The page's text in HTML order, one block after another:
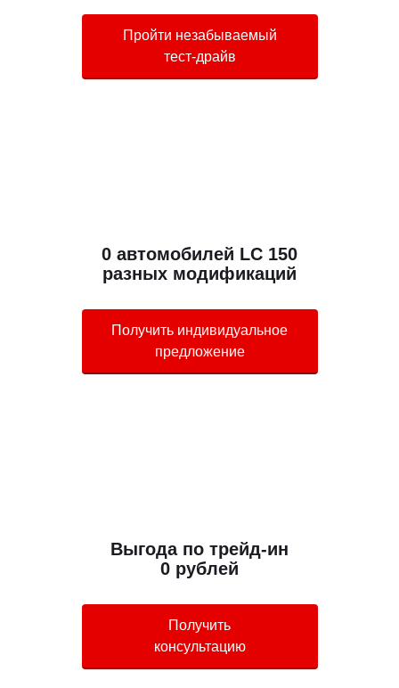
Пройти незабываемый
тест-драйв
0 автомобилей LC 150
разных модификаций
Получить индивидуальное
предложение
Выгода по трейд-ин
0 рублей
Получить
консультацию